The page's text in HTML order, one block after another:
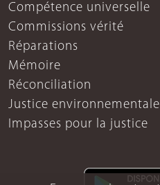
Compétence universelle
Commissions vérité
Réparations
Mémoire
Réconciliation
Justice environnementale
Impasses pour la justice